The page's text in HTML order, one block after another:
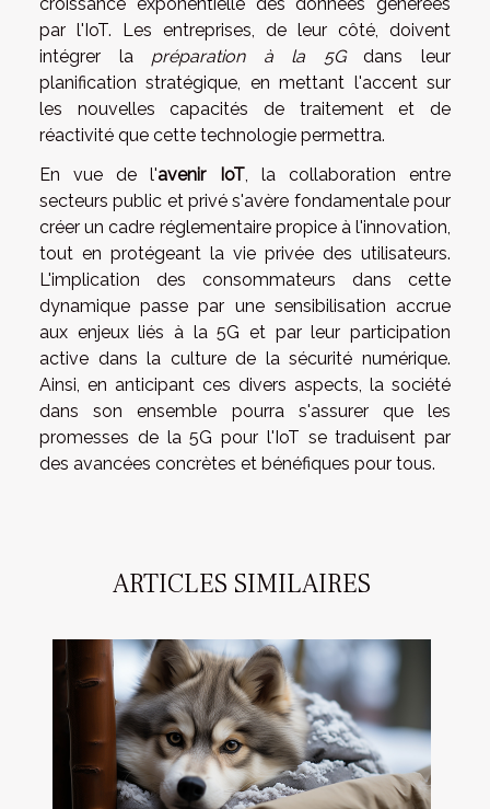
par l'IoT. Les entreprises, de leur côté, doivent
intégrer la préparation à la 5Gdans leur
planification stratégique, en mettant l'accent sur
les nouvelles capacités de traitement et de
réactivité que cette technologie permettra.
En vue de l'avenir IoT, la collaboration entre
secteurs public et privé s'avère fondamentale pour
créer un cadre réglementaire propice à l'innovation,
tout en protégeant la vie privée des utilisateurs.
L'implication des consommateurs dans cette
dynamique passe par une sensibilisation accrue
aux enjeux liés à la 5G et par leur participation
active dans la culture de la sécurité numérique.
Ainsi, en anticipant ces divers aspects, la société
dans son ensemble pourra s'assurer que les
promesses de la 5G pour l'IoT se traduisent par
des avancées concrètes et bénéfiques pour tous.
ARTICLES SIMILAIRES